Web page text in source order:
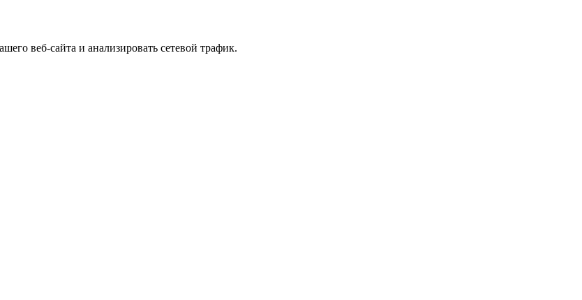
веб-сайта и анализировать сетевой трафик.